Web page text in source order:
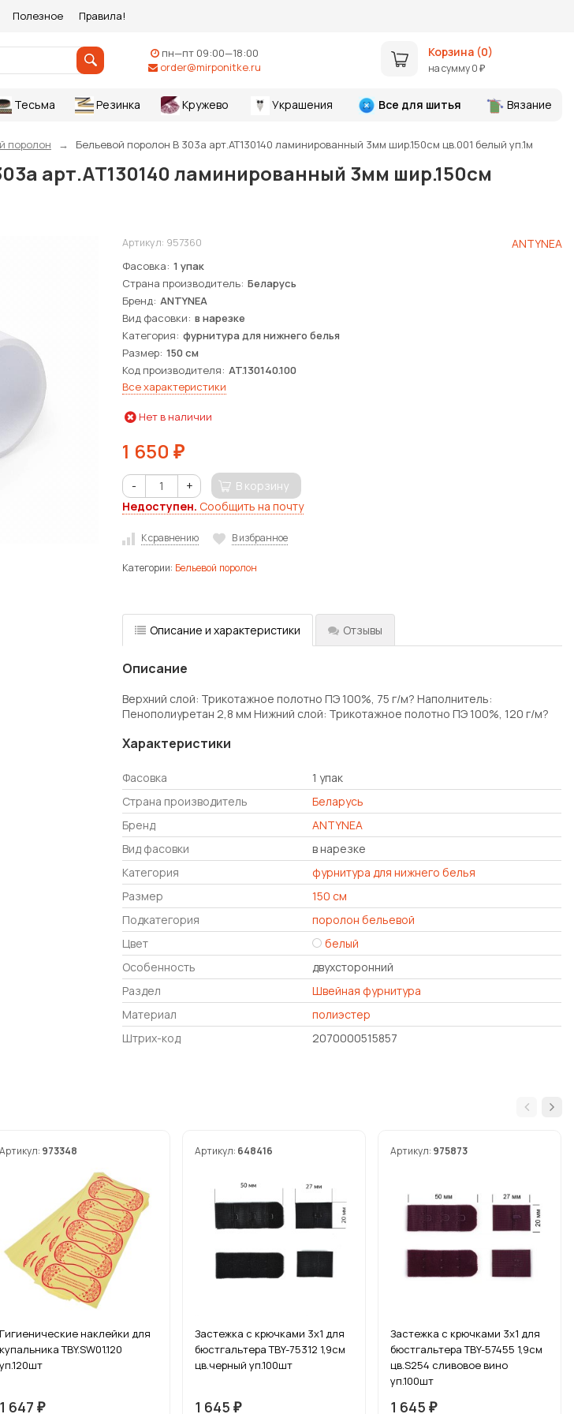
Полезное Правила!
пн—пт 09:00—18:00
order@mirponitke.ru
Корзина (0)
на сумму0 ₽
Тесьма Резинка Кружево Украшения Все для шитья Вязание
поролон Бельевой поролон В 303а арт.АТ130140 ламинированный 3мм шир.150см цв.001 белый уп.1м
арт.АТ130140 ламинированный 3мм шир.150см
ANTYNEA
Артикул: 957360
Фасовка 1 упак
Страна производитель Беларусь
Бренд ANTYNEA
Вид фасовки в нарезке
Категория фурнитура для нижнего белья
Размер 150 см
Код производителя AT.130140.100
Все характеристики
Нет в наличии
1 650 ₽
- +
В корзину
Недоступен. Сообщить на почту
К сравнению В избранное
Категории: Бельевой поролон
Описание и характеристики Отзывы
Описание
Верхний слой: Трикотажное полотно ПЭ 100%, 75 г/м? Наполнитель:
Пенополиуретан 2,8 мм Нижний слой: Трикотажное полотно ПЭ 100%, 120 г/м?
Характеристики
Фасовка
1 упак
Страна производитель
Беларусь
Бренд
ANTYNEA
Вид фасовки
в нарезке
Категория
фурнитура для нижнего белья
Размер
150 см
Подкатегория
поролон бельевой
Цвет
белый
Особенность
двухсторонний
Раздел
Швейная фурнитура
Материал
полиэстер
Штрих-код
2070000515857
Артикул: 973348
Гигиенические наклейки для
купальника TBY.SW01.120
уп.120шт
1 647 ₽
Артикул: 648416
Застежка с крючками 3х1 для
бюстгальтера TBY-75312 1,9см
цв.черный уп.100шт
1 645 ₽
Артикул: 975873
Застежка с крючками 3х1 для
бюстгальтера TBY-57455 1,9см
цв.S254 сливовое вино
уп.100шт
1 645 ₽